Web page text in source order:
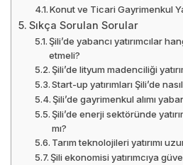
Konut ve Ticari Gayrimenkul
Sıkça Sorulan Sorular
Şili’de yabancı yatırımcılar
etmeli?
Şili’de lityum madenciliği
Start-up yatırımları Şili’de
Şili’de gayrimenkul alımı
Şili’de enerji sektöründe
mı?
Tarım teknolojileri yatırımı
Şili ekonomisi yatırımcıya